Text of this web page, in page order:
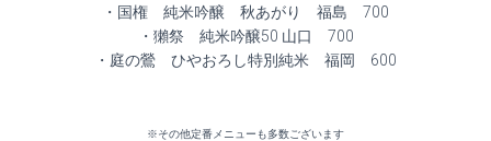
・国権 純米吟醸 秋あがり 福島 700
・獺祭 純米吟醸50 山口 700
・庭の鶯 ひやおろし特別純米 福岡 600
※その他定番メニューも多数ございます